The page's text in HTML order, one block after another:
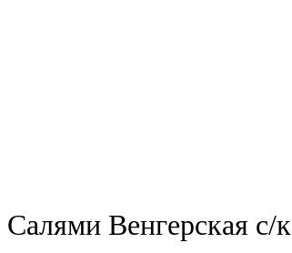
Салями Венгерская с/к